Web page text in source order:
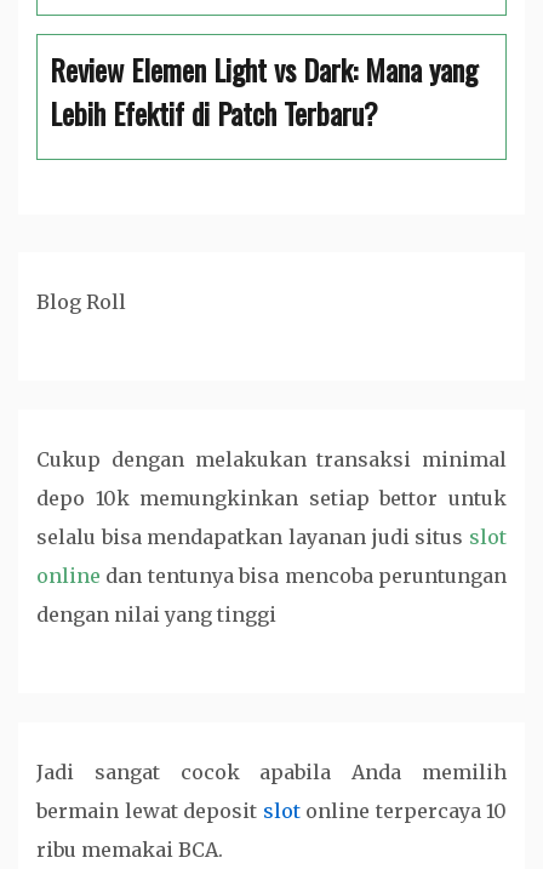
Review Elemen Light vs Dark: Mana yang
Lebih Efektif di Patch Terbaru?
Blog Roll
Cukup dengan melakukan transaksi minimal
depo 10k memungkinkan setiap bettor untuk
selalu bisa mendapatkan layanan judi situs slot
online dan tentunya bisa mencoba peruntungan
dengan nilai yang tinggi
Jadi sangat cocok apabila Anda memilih
bermain lewat deposit slot online terpercaya 10
ribu memakai BCA.